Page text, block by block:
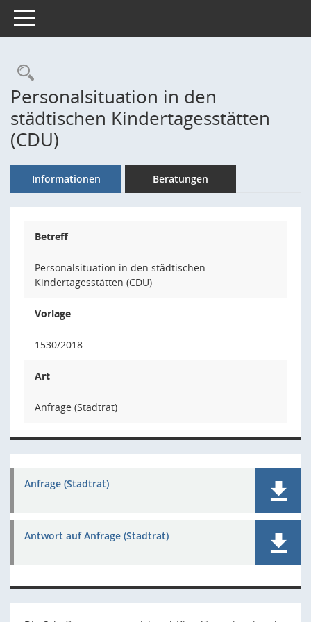
Toggle navigation
Rechercheauswahl
Personalsituation in den
städtischen Kindertagesstätten
(CDU)
Informationen Beratungen
Betreff
Personalsituation in den städtischen
Kindertagesstätten (CDU)
Vorlage
1530/2018
Art
Anfrage (Stadtrat)
Anfrage (Stadtrat)
Antwort auf Anfrage (Stadtrat)